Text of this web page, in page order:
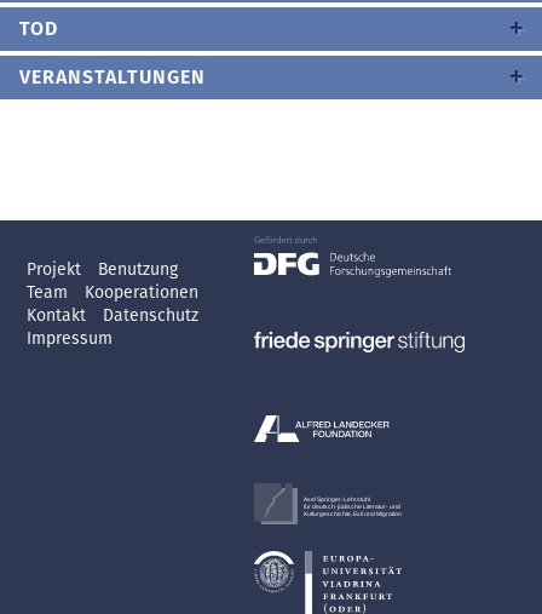
TOD
VERANSTALTUNGEN
Projekt
Benutzung
Team
Kooperationen
Kontakt
Datenschutz
Impressum
Axel Springer-Lehrstuhl
für deutsch-jüdische Literatur- und
Kulturgeschichte, Exil und Migration